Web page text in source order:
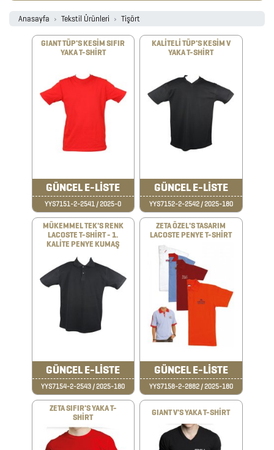
PROMOSYON
AJANDA
PROMOSYON
ARABA
AKSESUARLARI
BARDAK
BARDAK
ALTLIKLARI
ÜRÜNLERİ
Anasayfa Tekstil Ürünleri Tişört
GIANT TÜP'S KESİM SIFIR
YAKA T-SHİRT
GÜNCEL E-LİSTE
YYS7151-2-2541 / 2025-0
KALİTELİ TÜP'S KESİM V
YAKA T-SHİRT
GÜNCEL E-LİSTE
YYS7152-2-2542 / 2025-180
MÜKEMMEL TEK'S RENK
LACOSTE T-SHİRT - 1.
KALİTE PENYE KUMAŞ
GÜNCEL E-LİSTE
YYS7154-2-2543 / 2025-180
ZETA ÖZEL'S TASARIM
LACOSTE PENYE T-SHİRT
GÜNCEL E-LİSTE
YYS7158-2-2882 / 2025-180
ZETA SIFIR'S YAKA T-
SHİRT
GIANT V'S YAKA T-SHİRT